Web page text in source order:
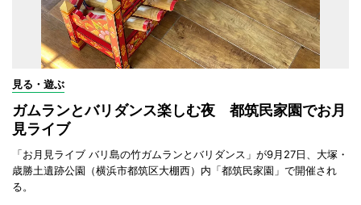
見る・遊ぶ
ガムランとバリダンス楽しむ夜 都筑民家園でお月
見ライブ
「お月見ライブ バリ島の竹ガムランとバリダンス」が9月27日、大塚・
歳勝土遺跡公園（横浜市都筑区大棚西）内「都筑民家園」で開催され
る。